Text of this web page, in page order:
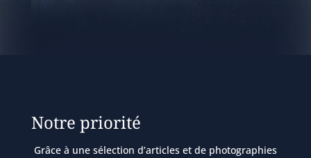
Notre priorité
Grâce à une sélection d’articles et de photographies